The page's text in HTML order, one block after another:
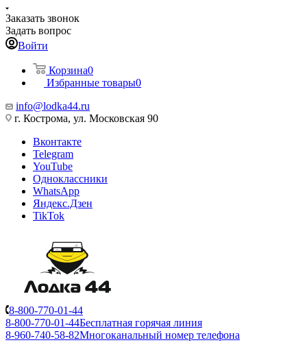
Заказать звонок
Задать вопрос
Войти
Корзина0
Избранные товары0
info@lodka44.ru
г. Кострома, ул. Московская 90
Вконтакте
Telegram
YouTube
Одноклассники
WhatsApp
Яндекс.Дзен
TikTok
8-800-770-01-44
8-800-770-01-44Бесплатная горячая линия
8-960-740-58-82Многоканальный номер телефона